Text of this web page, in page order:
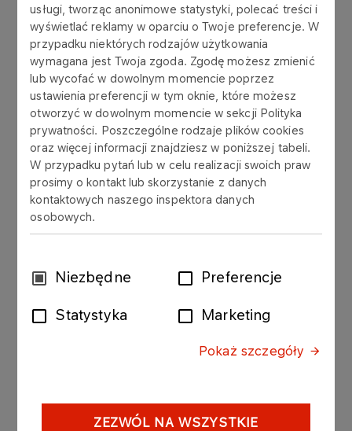
usługi, tworząc anonimowe statystyki, polecać treści i
wyświetlać reklamy w oparciu o Twoje preferencje. W
przypadku niektórych rodzajów użytkowania
wymagana jest Twoja zgoda. Zgodę możesz zmienić
lub wycofać w dowolnym momencie poprzez
ustawienia preferencji w tym oknie, które możesz
otworzyć w dowolnym momencie w sekcji Polityka
prywatności. Poszczególne rodzaje plików cookies
oraz więcej informacji znajdziesz w poniższej tabeli.
W przypadku pytań lub w celu realizacji swoich praw
prosimy o kontakt lub skorzystanie z danych
kontaktowych naszego inspektora danych
osobowych.
WybórNiezbędne Preferencje
Statystyka Marketing
Pokaż szczegóły
ZEZWÓL NA WSZYSTKIE
Zbiornikowce ICARUS III (na złożu B3) i
SEALING (na złożu B8) odbierają ropę
transportowaną rurociągami podmorskimi
poprzez boję cumowniczo-przelewową typu
CALM. Magazynowana ropa jest
transferowana na inny tankowiec (Ship to
Ship Transfer) i transportowana do
Naftoportu.
W przypadku planowych przerw w produkcji lub
przypłynąć do Naftoportu w celu rozładunku ropy
naftowej.